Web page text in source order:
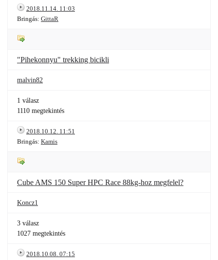
2018.11.14. 11:03
Bringás: GittaR
"Pihekonnyu" trekking bicikli
malvin82
1 válasz
1110 megtekintés
2018.10.12. 11:51
Bringás: Kamis
Cube AMS 150 Super HPC Race 88kg-hoz megfelel?
Koncz1
3 válasz
1027 megtekintés
2018.10.08. 07:15